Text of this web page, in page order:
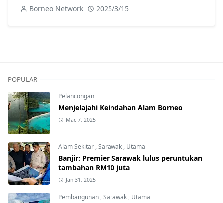
Borneo Network 2025/3/15
POPULAR
Pelancongan
Menjelajahi Keindahan Alam Borneo
Mac 7, 2025
Alam Sekitar ,Sarawak , Utama
Banjir: Premier Sarawak lulus peruntukan
tambahan RM10 juta
Jan 31, 2025
Pembangunan ,Sarawak , Utama